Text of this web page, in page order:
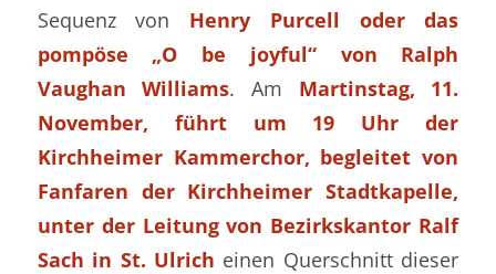
Sequenz von Henry Purcell oder das
pompöse „O be joyful“ von Ralph
Vaughan Williams. Am Martinstag, 11.
November, führt um 19 Uhr der
Kirchheimer Kammerchor, begleitet von
Fanfaren der Kirchheimer Stadtkapelle,
unter der Leitung von Bezirkskantor Ralf
Sach in St. Ulrich einen Querschnitt dieser